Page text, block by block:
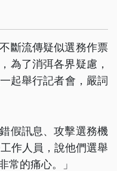
斷流傳疑似選務作票
為了消弭各界疑慮，
起舉行記者會，嚴詞
假訊息、攻擊選務機
作人員，說他們選舉
常的痛心。」